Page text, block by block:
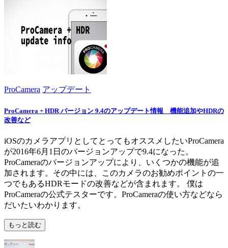
ProCamera アップデート
ProCamera + HDR バージョン 9.4のアップデート情報 機能追加やHDRの
改善など
iOSのカメラアプリとしてとってもオススメしたいProCamera
が2016年6月1日のバージョンアップで9.4になった。
ProCameraのバージョンアップにより、いくつかの機能が追
加されます。その中には、このカメラのお勧めポイントの一
つでもあるHDRモードの改善などが含まれます。 僕は
ProCameraの公式テスターです。ProCameraの使い方などなら
だいたいわかります。
もっと読む